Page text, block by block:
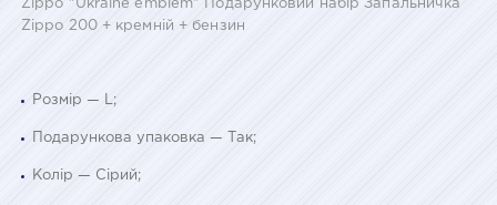
Zippo "Ukraine emblem" Подарунковий набір Запальничка
Zippo 200 + кремній + бензин
Розмір — L;
Подарункова упаковка — Так;
Колір — Сірий;